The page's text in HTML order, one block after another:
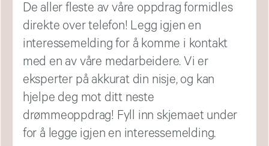
De aller fleste av våre oppdrag formidles
direkte over telefon! Legg igjen en
interessemelding for å komme i kontakt
med en av våre medarbeidere. Vi er
eksperter på akkurat din nisje, og kan
hjelpe deg mot ditt neste
drømmeoppdrag! Fyll inn skjemaet under
for å legge igjen en interessemelding.